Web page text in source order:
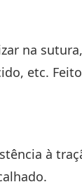
na
etc.
à